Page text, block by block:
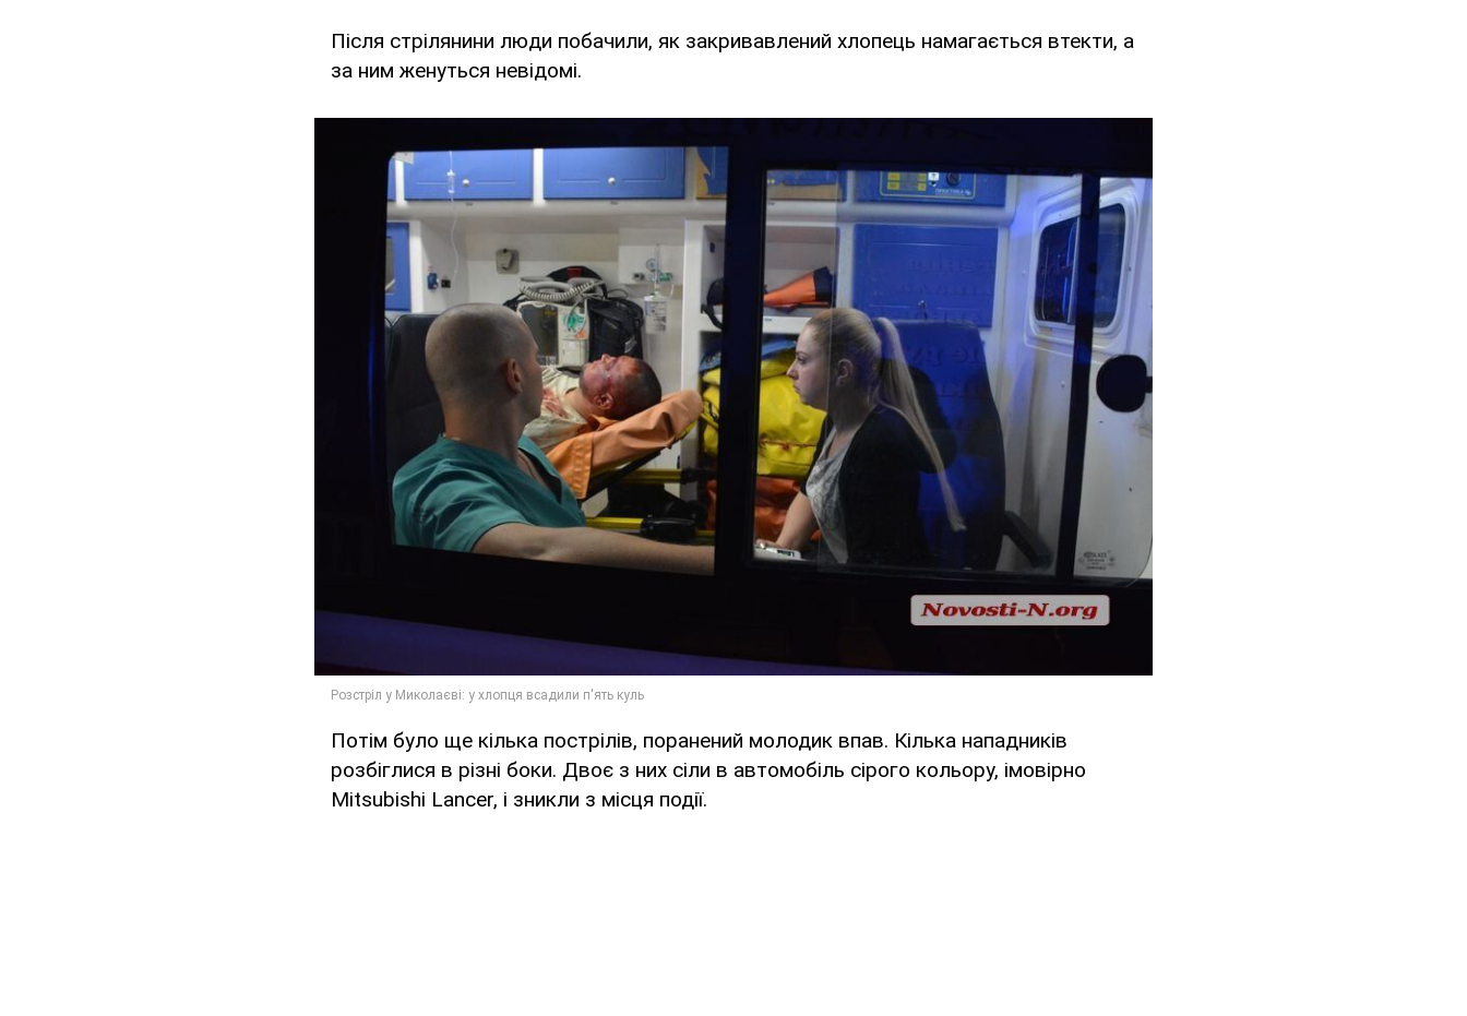
Після стрілянини люди побачили, як закривавлений хлопець намагається втекти, а
за ним женуться невідомі.
Потім було ще кілька пострілів, поранений молодик впав. Кілька нападників
розбіглися в різні боки. Двоє з них сіли в автомобіль сірого кольору, імовірно
Mitsubishi Lancer, і зникли з місця події.